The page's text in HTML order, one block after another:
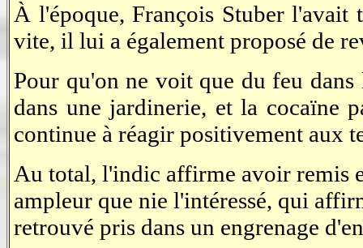
À l'époque, François Stuber
vite, il lui a également proposé de
Pour qu'on ne voit que du feu dans
dans une jardinerie, et la cocaïne
continue à réagir positivement aux
Au total, l'indic affirme avoir remis
ampleur que nie l'intéressé, qui
retrouvé pris dans un engrenage